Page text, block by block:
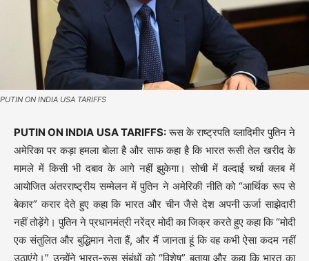
PUTIN ON INDIA USA TARIFFS
PUTIN ON INDIA USA TARIFFS:रूस के राष्ट्रपति व्लादिमीर पुतिन ने
अमेरिका पर कड़ा हमला बोला है और साफ कहा है कि भारत रूसी तेल खरीद के
मामले में किसी भी दबाव के आगे नहीं झुकेगा। सोची में वल्दाई चर्चा क्लब में
आयोजित अंतरराष्ट्रीय सम्मेलन में पुतिन ने अमेरिकी नीति को “आर्थिक रूप से
बेकार” करार देते हुए कहा कि भारत और चीन जैसे देश अपनी ऊर्जा साझेदारी
नहीं तोड़ेंगे। पुतिन ने प्रधानमंत्री नरेंद्र मोदी का जिक्र करते हुए कहा कि “मोदी
एक संतुलित और बुद्धिमान नेता हैं, और मैं जानता हूं कि वह कभी ऐसा कदम नहीं
उठाएंगे।” उन्होंने भारत-रूस संबंधों को “विशेष” बताया और कहा कि भारत का